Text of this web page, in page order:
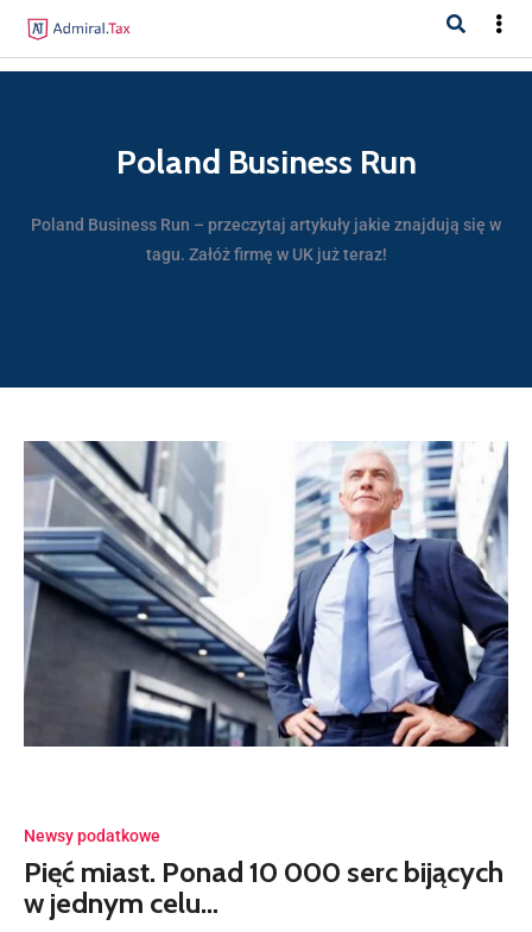
Poland Business Run
Poland Business Run – przeczytaj artykuły jakie znajdują się w
tagu. Załóż firmę w UK już teraz!
Newsy podatkowe
Pięć miast. Ponad 10 000 serc bijących
w jednym celu…